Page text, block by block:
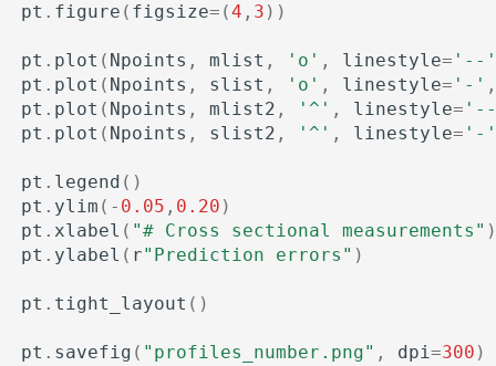
pt . figure ( figsize= (4 , 3 ))
pt . plot ( Npoints , mlist , 'o' , linestyle= '--
pt . plot ( Npoints , slist , 'o' , linestyle= '-'
pt . plot ( Npoints , mlist2 , '^' , linestyle=
pt . plot ( Npoints , slist2 , '^' , linestyle= '-
pt . legend ()
pt . ylim ( - 0.05 , 0.20 )
pt . xlabel ( "# Cross sectional measurements"
pt . ylabel ( r"Prediction errors" )
pt . tight_layout ()
pt . savefig ( "profiles_number.png" , dpi=300 )